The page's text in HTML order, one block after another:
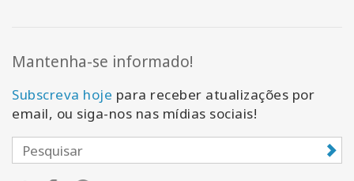
Mantenha-se informado!
Subscreva hoje para receber atualizações por
email, ou siga-nos nas mídias sociais!